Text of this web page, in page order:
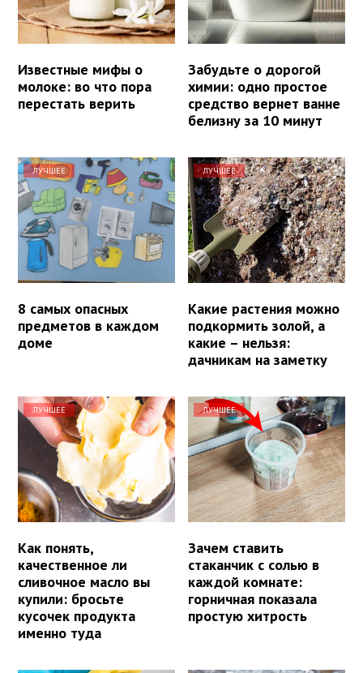
Известные мифы о
молоке: во что пора
перестать верить
Забудьте о дорогой
химии: одно простое
средство вернет ванне
белизну за 10 минут
ЛУЧШЕЕ
8 самых опасных
предметов в каждом
доме
ЛУЧШЕЕ
Какие растения можно
подкормить золой, а
какие – нельзя:
дачникам на заметку
ЛУЧШЕЕ
Как понять,
качественное ли
сливочное масло вы
купили: бросьте
кусочек продукта
именно туда
ЛУЧШЕЕ
Зачем ставить
стаканчик с солью в
каждой комнате:
горничная показала
простую хитрость